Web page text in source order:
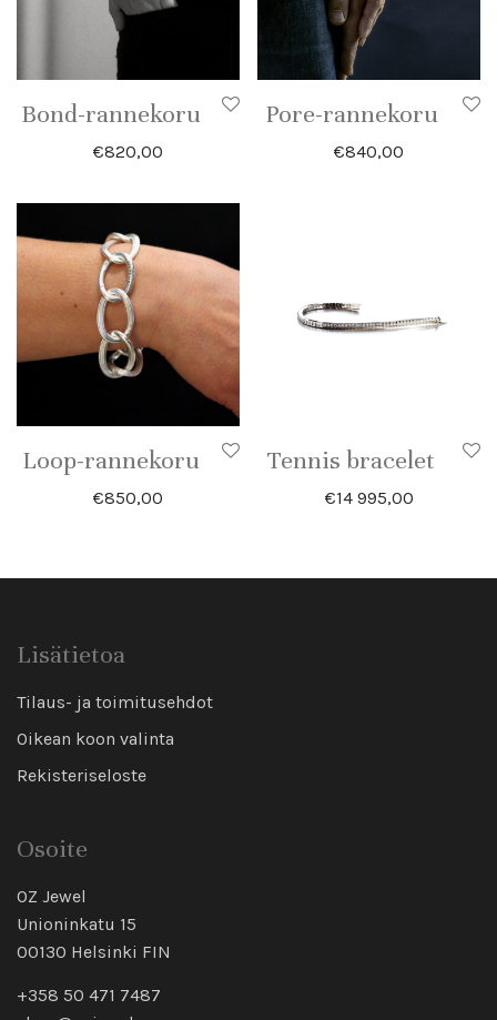
Bond-rannekoru
€820,00
Pore-rannekoru
€840,00
Loop-rannekoru
€850,00
Tennis bracelet
€14 995,00
Lisätietoa
Tilaus- ja toimitusehdot
Oikean koon valinta
Rekisteriseloste
Osoite
OZ Jewel
Unioninkatu 15
00130 Helsinki FIN
+358 50 471 7487